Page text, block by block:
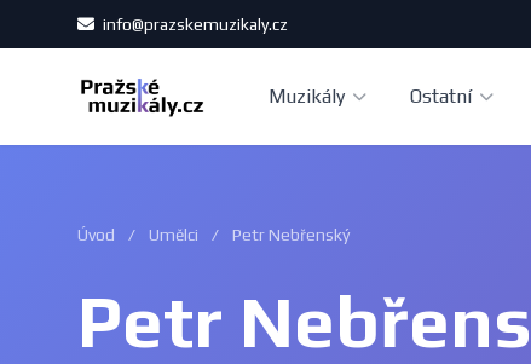
info@prazskemuzikaly.cz
Muzikály Ostatní
Úvod / Umělci / Petr Nebřenský
Petr